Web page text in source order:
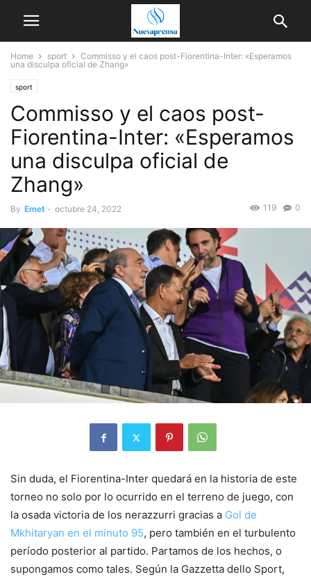
Home sport
Commisso y el caos post-Fiorentina-Inter: «Esperamos
una disculpa oficial de Zhang»
sport
Commisso y el caos post-
Fiorentina-Inter: «Esperamos
una disculpa oficial de
Zhang»
By Emet - octubre 24, 2022 0
119
Sin duda, el Fiorentina-Inter quedará en la historia de este
torneo no solo por lo ocurrido en el terreno de juego, con
la osada victoria de los nerazzurri gracias a Gol de
Mkhitaryan en el minuto 95, pero también en el turbulento
período posterior al partido. Partamos de los hechos, o
supongamos como tales. Según la Gazzetta dello Sport,